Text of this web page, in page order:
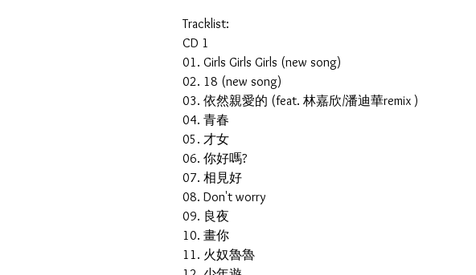
Tracklist:
CD 1
01. Girls Girls Girls (new song)
02. 18 (new song)
03. 依然親愛的 (feat. 林嘉欣/潘迪華remix )
04. 青春
05. 才女
06. 你好嗎?
07. 相見好
08. Don't worry
09. 良夜
10. 畫你
11. 火奴魯魯